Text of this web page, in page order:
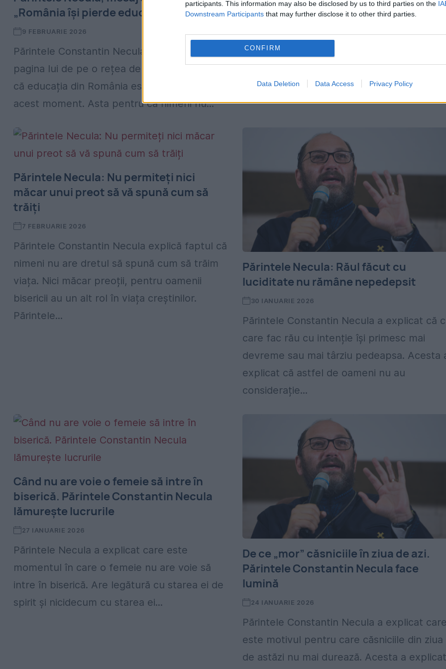
participants. This information may also be disclosed by us to third parties on the
Downstream Participants that may further disclose it to other third parties.
CONFIRM
Data Deletion Data Access Privacy Policy
„România își pierde educația”
9 FEBRUARIE 2026
Părintele Constantin Necula a transmis pe
pagina lui de pe o rețea de socializare faptul
că educația din România este în abandon în
acest moment. Asta pentru că nimeni nu...
acest subiect la o emisiune televizată,
înlocuiască un psiholog. Problema pe care
ridică este totuși ce...
⁠Părintele Necula: Nu permiteți nici
măcar unui preot să vă spună cum să
trăiți
7 FEBRUARIE 2026
Părintele Constantin Necula explică faptul că
nimeni nu are dretul să spună cum să trăim
viața. Nici măcar preoții, pentru oamenii
bisericii au un alt rol în viața creștinilor.
Părintele...
Părintele Necula: Răul făcut cu
luciditate nu rămâne nepedepsit
30 IANUARIE 2026
Părintele Constantin Necula a explicat că
care fac rău cu intenție își primesc mai
devreme sau mai târziu pedeapsa. Acesta
explicat că astfel de oameni nu au
considerație...
Când nu are voie o femeie să intre în
biserică. Părintele Constantin Necula
lămurește lucrurile
27 IANUARIE 2026
Părintele Necula a explicat care este
momentul în care o femeie nu are voie să
intre în biserică. Are legătură cu starea ei de
spirit și nicidecum cu starea ei...
De ce „mor” căsniciile în ziua de azi.
Părintele Constantin Necula face
lumină
24 IANUARIE 2026
Părintele Constantin Necula a explicat
este motivul pentru care căsniciile din ziua
de astăzi nu mai durează. Acesta a